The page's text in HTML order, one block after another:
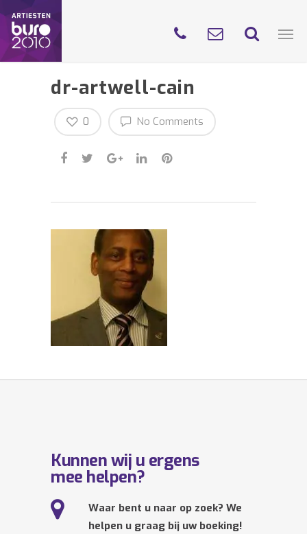
dr-artwell-cain
No Comments
0
Kunnen wij u ergens
mee helpen?
Waar bent u naar op zoek? We
helpen u graag bij uw boeking!